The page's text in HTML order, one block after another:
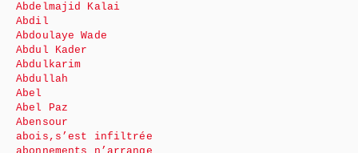
Abdelmajid Kalai
Abdil
Abdoulaye Wade
Abdul Kader
Abdulkarim
Abdullah
Abel
Abel Paz
Abensour
abois,s’est infiltrée